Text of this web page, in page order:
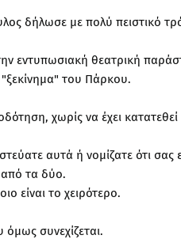
δήλωσε με πολύ πειστικό
εντυπωσιακή θεατρική
του Πάρκου.
χωρίς να έχει
αυτά ή νομίζατε ότι σας
τα δύο.
είναι το χειρότερο.
συνεχίζεται.